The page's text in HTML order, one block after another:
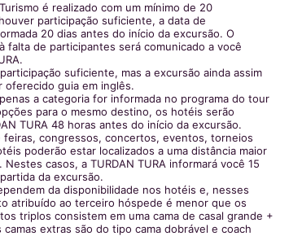
é realizado com um mínimo de 20
participação suficiente, a data de
20 dias antes do início da excursão. O
falta de participantes será comunicado a você
suficiente, mas a excursão ainda assim
oferecido guia em inglês.
a categoria for informada no programa do tour
para o mesmo destino, os hotéis serão
TURA 48 horas antes do início da excursão.
feiras, congressos, concertos, eventos, torneios
poderão estar localizados a uma distância maior
casos, a TURDAN TURA informará você 15
da excursão.
da disponibilidade nos hotéis e, nesses
atribuído ao terceiro hóspede é menor que os
triplos consistem em uma cama de casal grande +
camas extras são do tipo cama dobrável e coach